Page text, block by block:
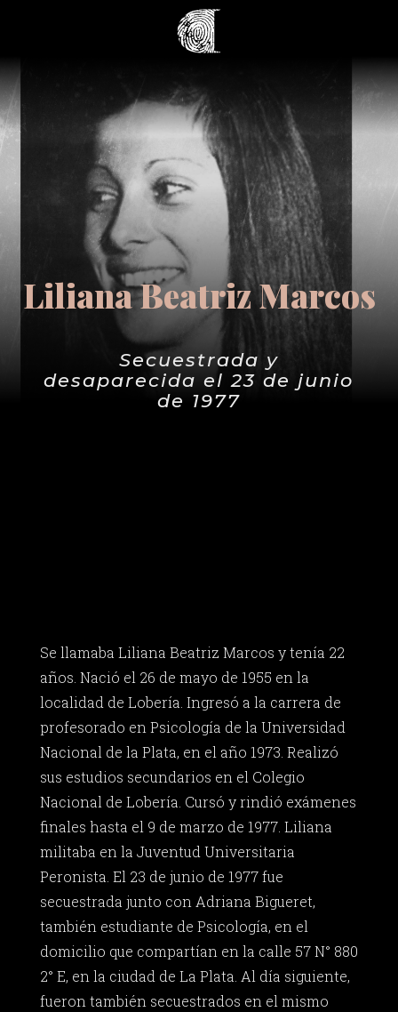
Liliana Beatriz Marcos
Secuestrada y
desaparecida el 23 de junio
de 1977
Se llamaba Liliana Beatriz Marcos y tenía 22
años. Nació el 26 de mayo de 1955 en la
localidad de Lobería. Ingresó a la carrera de
profesorado en Psicología de la Universidad
Nacional de la Plata, en el año 1973. Realizó
sus estudios secundarios en el Colegio
Nacional de Lobería. Cursó y rindió exámenes
finales hasta el 9 de marzo de 1977. Liliana
militaba en la Juventud Universitaria
Peronista. El 23 de junio de 1977 fue
secuestrada junto con Adriana Bigueret,
también estudiante de Psicología, en el
domicilio que compartían en la calle 57 N° 880
2° E, en la ciudad de La Plata. Al día siguiente,
fueron también secuestrados en el mismo